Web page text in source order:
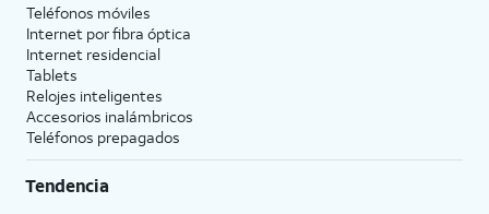
Teléfonos móviles
Internet por fibra óptica
Internet residencial
Tablets
Relojes inteligentes
Accesorios inalámbricos
Teléfonos prepagados
Tendencia